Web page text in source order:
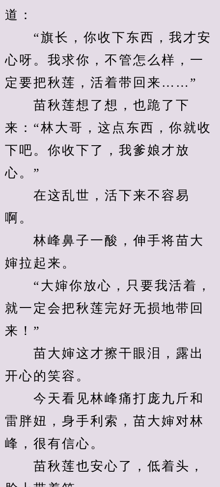
道：
“旗长，你收下东西，我才安
心呀。我求你，不管怎么样，一
定要把秋莲，活着带回来……”
苗秋莲想了想，也跪了下
来：“林大哥，这点东西，你就收
下吧。你收下了，我爹娘才放
心。”
在这乱世，活下来不容易
啊。
林峰鼻子一酸，伸手将苗大
婶拉起来。
“大婶你放心，只要我活着，
就一定会把秋莲完好无损地带回
来！”
苗大婶这才擦干眼泪，露出
开心的笑容。
今天看见林峰痛打庞九斤和
雷胖妞，身手利索，苗大婶对林
峰，很有信心。
苗秋莲也安心了，低着头，